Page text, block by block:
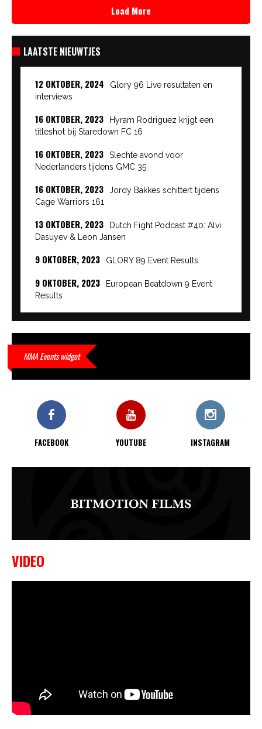
Load More
LAATSTE NIEUWTJES
12 OKTOBER, 2024
Glory 96 Live resultaten en
interviews
16 OKTOBER, 2023
Hyram Rodriguez krijgt een
titleshot bij Staredown FC 16
16 OKTOBER, 2023
Slechte avond voor
Nederlanders tijdens GMC 35
16 OKTOBER, 2023
Jordy Bakkes schittert tijdens
Cage Warriors 161
13 OKTOBER, 2023
Dutch Fight Podcast #40: Alvi
Dasuyev & Leon Jansen
9 OKTOBER, 2023 GLORY 89 Event Results
9 OKTOBER, 2023
European Beatdown 9 Event
Results
Cage Warriors Academy:
Lowlands 7 recap en interviews hier
9 OKTOBER, 2023
waar hij van gemaakt is…
KO bij CWA Lowlands 7
MMA Events widget
FACEBOOK YOUTUBE INSTAGRAM
VIDEO